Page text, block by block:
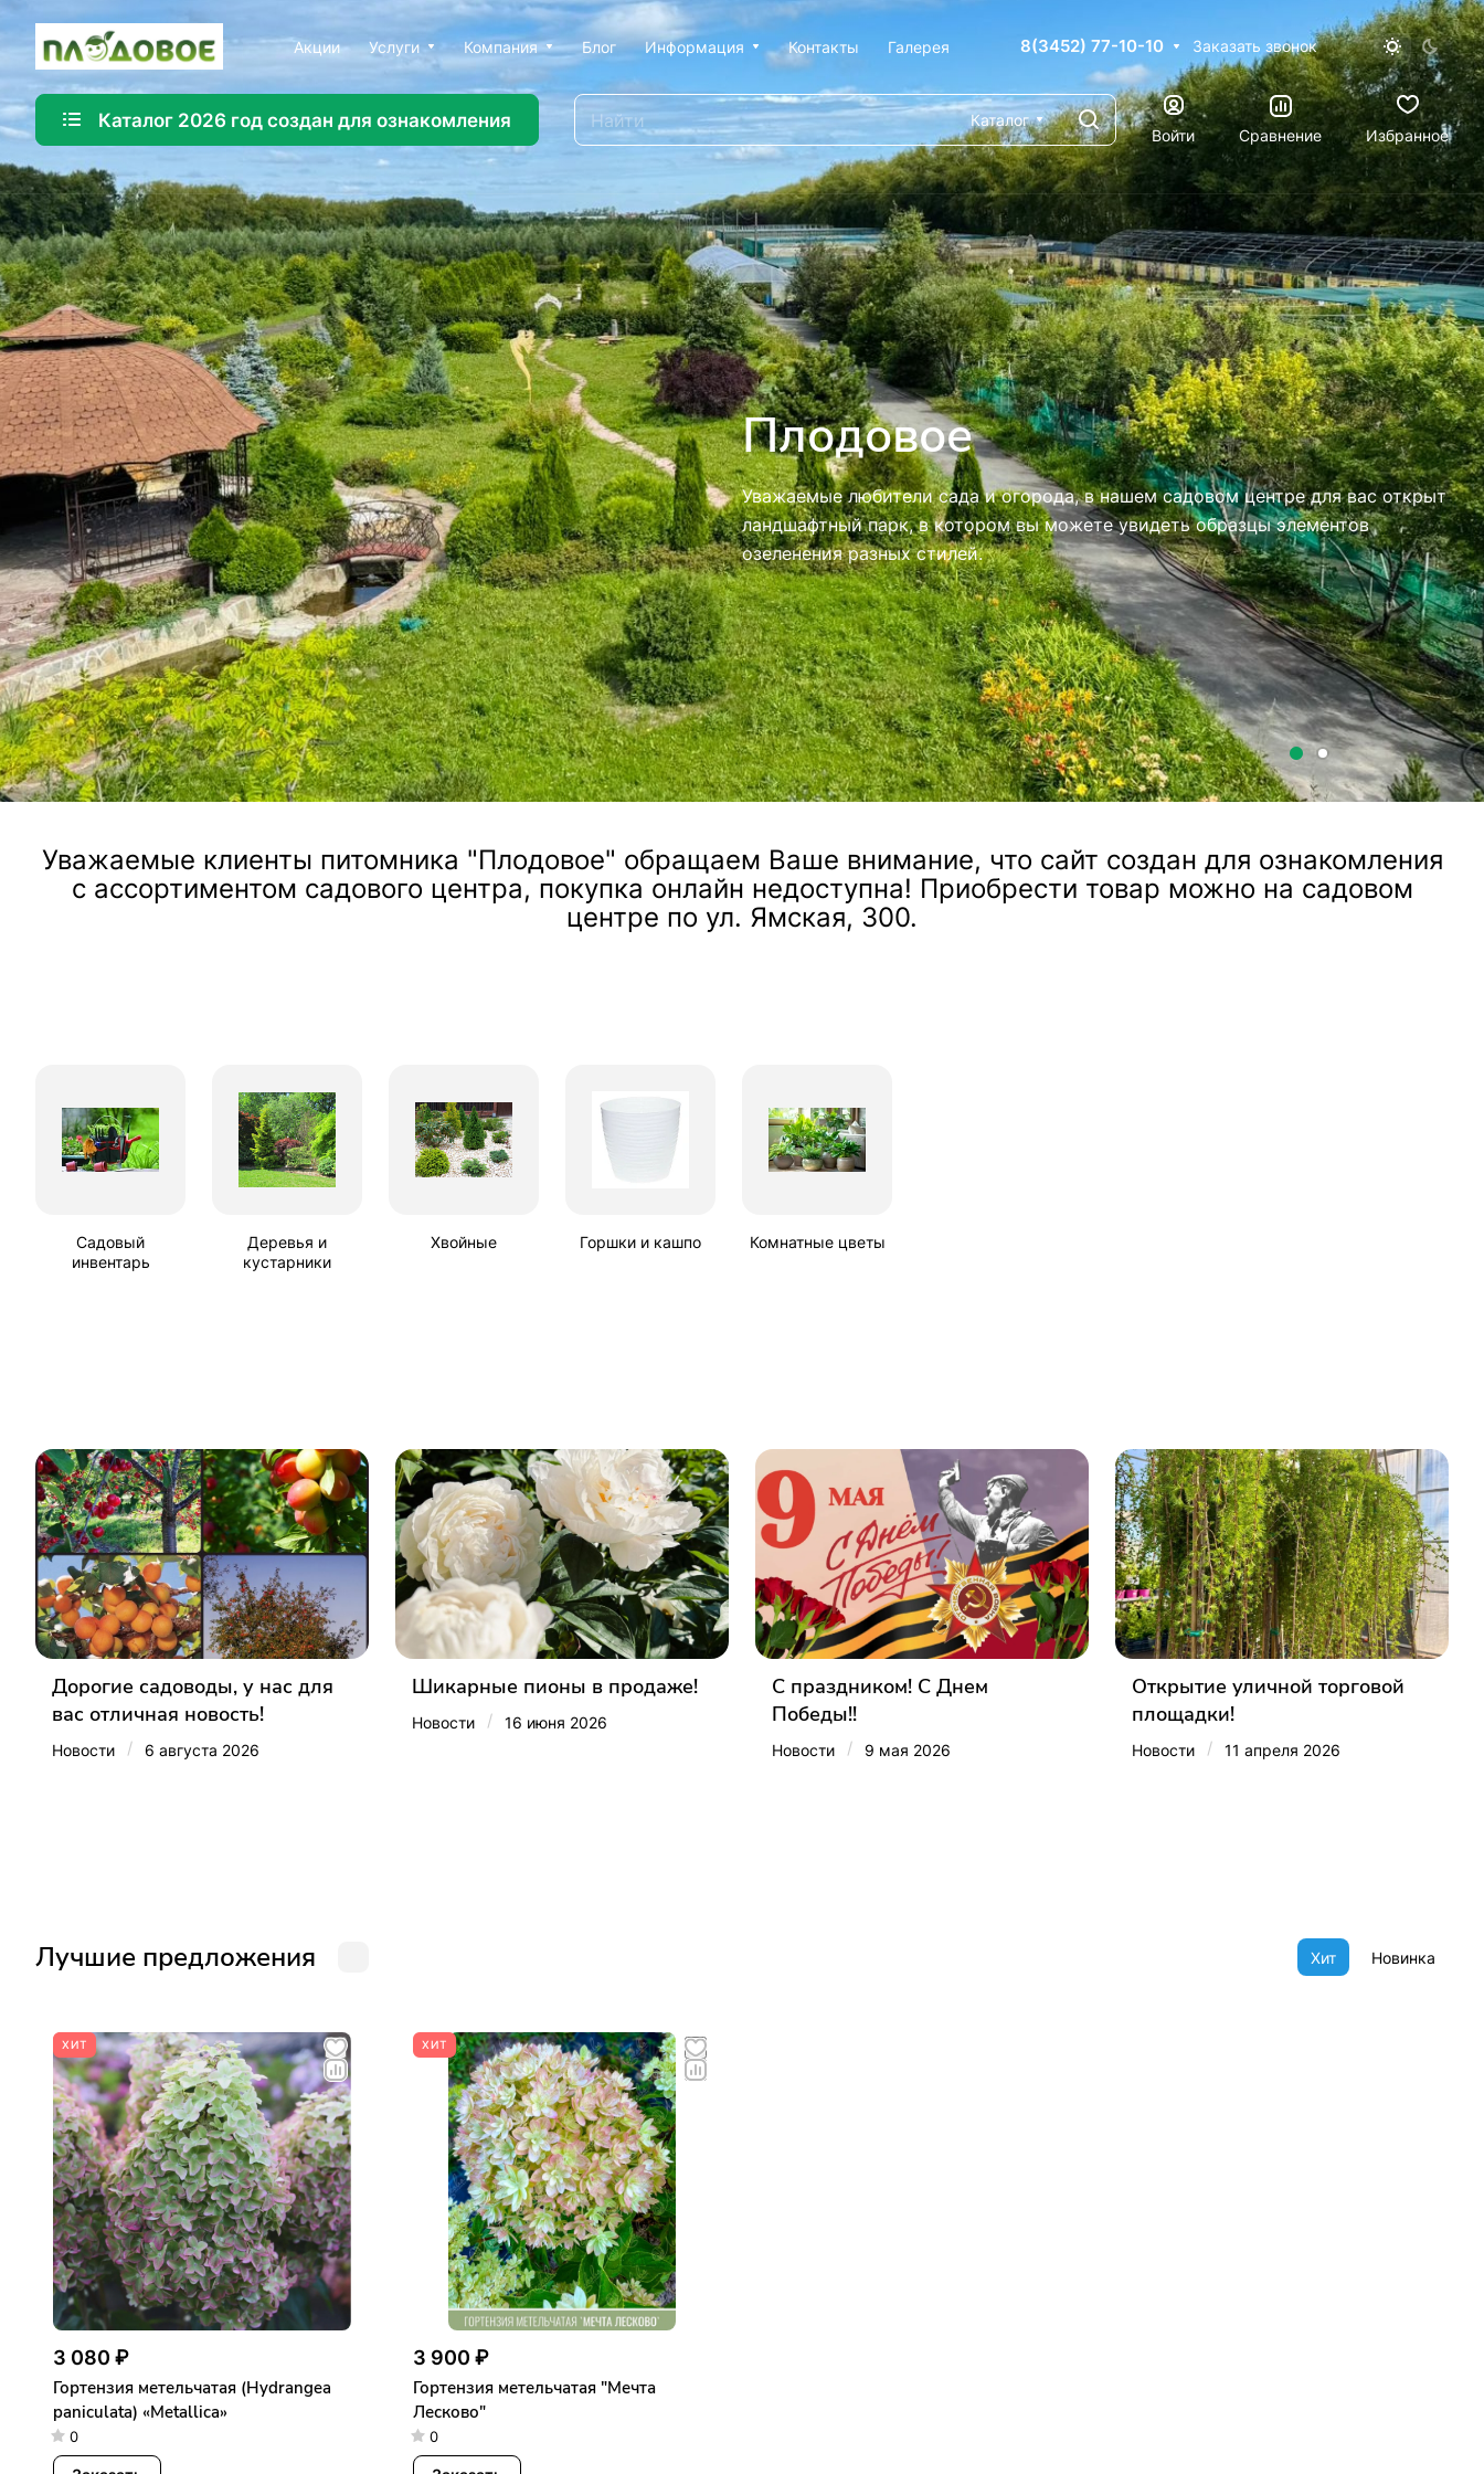
Акции Услуги Компания Блог Информация Контакты Галерея 8(3452) 77-10-10 Заказать звонок
Каталог 2026 год создан для ознакомления
Каталог
Войти
Сравнение Избранное
Озеленение
Создайте красивую и экологичную среду с помощью профессионального
ландшафтного дизайна, посадки и ухода за растениями.
Посмотреть услугу
Уважаемые клиенты питомника "Плодовое" обращаем Ваше внимание, что сайт создан для ознакомления
с ассортиментом садового центра, покупка онлайн недоступна! Приобрести товар можно на садовом
центре по ул. Ямская, 300.
Садовый
инвентарь
Деревья и
кустарники
Хвойные Горшки и кашпо Комнатные цветы
Дорогие садоводы, у нас для
вас отличная новость!
Новости / 6 августа 2026
Шикарные пионы в продаже!
Новости / 16 июня 2026
С праздником! С Днем
Победы!!
Новости / 9 мая 2026
Открытие уличной торговой
площадки!
Новости / 11 апреля 2026
Лучшие предложения Хит Новинка
ХИТ
3 080 ₽
Гортензия метельчатая (Hydrangea
paniculata) «Metallica»
0
ХИТ
3 900 ₽
Гортензия метельчатая "Мечта
Лесково"
0